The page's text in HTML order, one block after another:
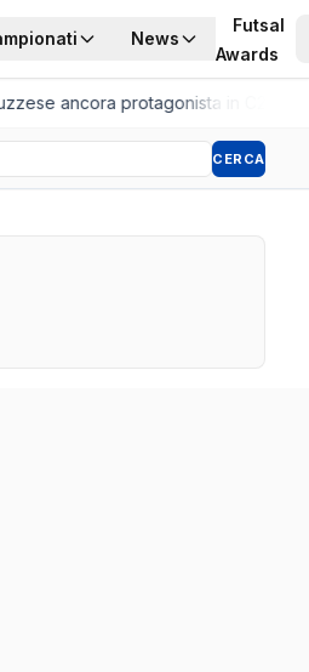
News
Futsal
Awards
ancora protagonista in C2
CERCA